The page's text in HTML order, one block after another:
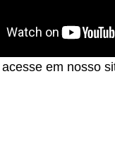
em nosso